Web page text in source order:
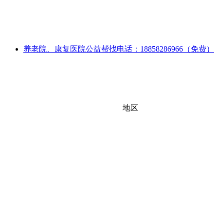
养老院、康复医院公益帮找电话：18858286966（免费）
地区